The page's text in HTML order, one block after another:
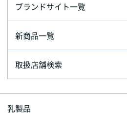
ブランドサイト一覧
新商品一覧
取扱店舗検索
乳製品